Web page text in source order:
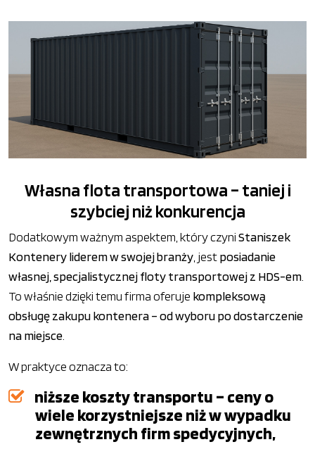
Własna flota transportowa – taniej i
szybciej niż konkurencja
Dodatkowym ważnym aspektem, który czyniStaniszek
Kontenery liderem w swojej branży, jestposiadanie
własnej, specjalistycznej floty transportowej z HDS-em.
To właśnie dzięki temu firma oferuje kompleksową
obsługę zakupu kontenera – od wyboru po dostarczenie
na miejsce.
W praktyce oznacza to:
niższe koszty transportu – ceny o
wiele korzystniejsze niż w wypadku
zewnętrznych firm spedycyjnych,